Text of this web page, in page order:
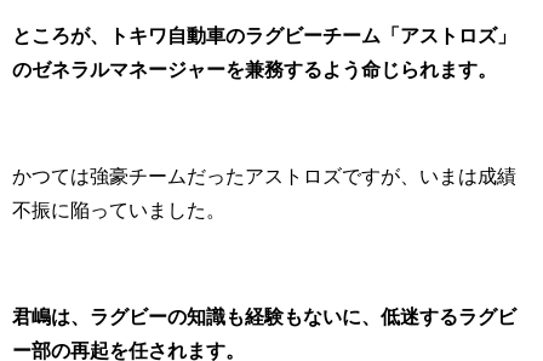
ところが、トキワ自動車のラグビーチーム「アストロズ」
のゼネラルマネージャーを兼務するよう命じられます。
かつては強豪チームだったアストロズですが、いまは成績
不振に陥っていました。
君嶋は、ラグビーの知識も経験もないに、低迷するラグビ
ー部の再起を任されます。